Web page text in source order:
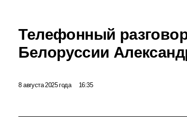
Телефонный
Белоруссии
8 августа 2025 года 16:35